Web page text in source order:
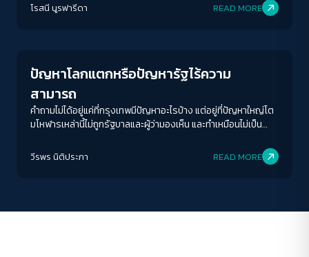
โรสนี นูรฟารีดา READ MORE
ปัญหาโลกแตกหรือปัญหารัฐไร้ความ
สามารถ
คำถามไม่ได้อยู่แค่ที่กรุงเทพมีปัญหาอะไรบ้าง แต่อยู่ที่ปัญหาใหญ่โต
มโหฬารเหล่านี้ไม่ถูกรัฐบาลและผู้ว่ามองเห็น และทำเหมือนไม่เป็น
วีรพร นิติประภา READ MORE
ปกติ มาก มากที่สุด
Deutan Tritan